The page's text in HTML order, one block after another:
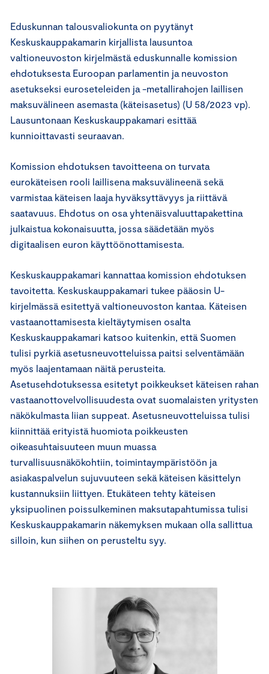
Eduskunnan talousvaliokunta on pyytänyt
Keskuskauppakamarin kirjallista lausuntoa
valtioneuvoston kirjelmästä eduskunnalle komission
ehdotuksesta Euroopan parlamentin ja neuvoston
asetukseksi euroseteleiden ja -metallirahojen laillisen
maksuvälineen asemasta (käteisasetus) (U 58/2023 vp).
Lausuntonaan Keskuskauppakamari esittää
kunnioittavasti seuraavan.
Komission ehdotuksen tavoitteena on turvata
eurokäteisen rooli laillisena maksuvälineenä sekä
varmistaa käteisen laaja hyväksyttävyys ja riittävä
saatavuus. Ehdotus on osa yhtenäisvaluuttapakettina
julkaistua kokonaisuutta, jossa säädetään myös
digitaalisen euron käyttöönottamisesta.
Keskuskauppakamari kannattaa komission ehdotuksen
tavoitetta. Keskuskauppakamari tukee pääosin U-
kirjelmässä esitettyä valtioneuvoston kantaa. Käteisen
vastaanottamisesta kieltäytymisen osalta
Keskuskauppakamari katsoo kuitenkin, että Suomen
tulisi pyrkiä asetusneuvotteluissa paitsi selventämään
myös laajentamaan näitä perusteita.
Asetusehdotuksessa esitetyt poikkeukset käteisen rahan
vastaanottovelvollisuudesta ovat suomalaisten yritysten
näkökulmasta liian suppeat. Asetusneuvotteluissa tulisi
kiinnittää erityistä huomiota poikkeusten
oikeasuhtaisuuteen muun muassa
turvallisuusnäkökohtiin, toimintaympäristöön ja
asiakaspalvelun sujuvuuteen sekä käteisen käsittelyn
kustannuksiin liittyen. Etukäteen tehty käteisen
yksipuolinen poissulkeminen maksutapahtumissa tulisi
Keskuskauppakamarin näkemyksen mukaan olla sallittua
silloin, kun siihen on perusteltu syy.